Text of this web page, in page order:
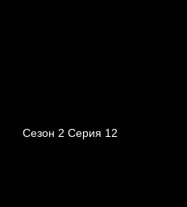
Сезон 2 Серия 12